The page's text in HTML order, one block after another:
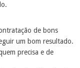
de bons
um bom resultado.
precisa e de